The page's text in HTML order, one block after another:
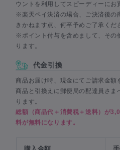
ウントを利用してスピーディーにお
※楽天ペイ決済の場合、ご決済後の
きかねます点、何卒予めご了承くだ
※ポイント付与を含めまして、その
ります。
代金引換
商品お届け時、現金にてご請求金額
商品と引換えに郵便局の配達員さま
ります。
総額（商品代＋消費税＋送料）が
料が無料になります。